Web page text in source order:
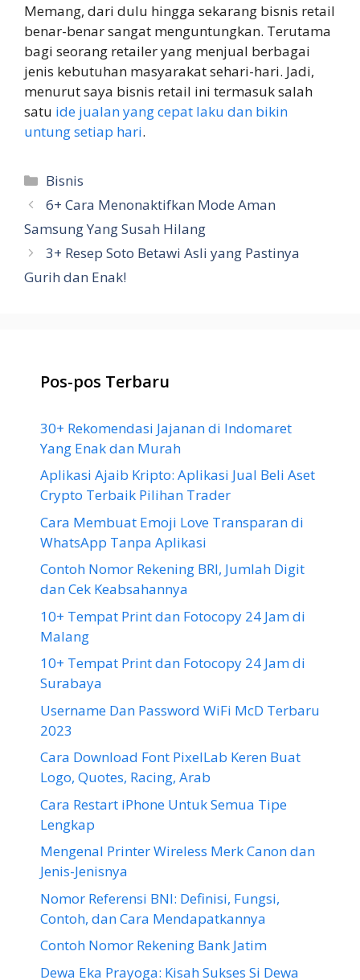
Memang, dari dulu hingga sekarang bisnis retail
benar-benar sangat menguntungkan. Terutama
bagi seorang retailer yang menjual berbagai
jenis kebutuhan masyarakat sehari-hari. Jadi,
menurut saya bisnis retail ini termasuk salah
satu ide jualan yang cepat laku dan bikin
untung setiap hari.
Kategori
Bisnis
6+ Cara Menonaktifkan Mode Aman
Samsung Yang Susah Hilang
3+ Resep Soto Betawi Asli yang Pastinya
Gurih dan Enak!
Pos-pos Terbaru
30+ Rekomendasi Jajanan di Indomaret
Yang Enak dan Murah
Aplikasi Ajaib Kripto: Aplikasi Jual Beli Aset
Crypto Terbaik Pilihan Trader
Cara Membuat Emoji Love Transparan di
WhatsApp Tanpa Aplikasi
Contoh Nomor Rekening BRI, Jumlah Digit
dan Cek Keabsahannya
10+ Tempat Print dan Fotocopy 24 Jam di
Malang
10+ Tempat Print dan Fotocopy 24 Jam di
Surabaya
Username Dan Password WiFi McD Terbaru
2023
Cara Download Font PixelLab Keren Buat
Logo, Quotes, Racing, Arab
Cara Restart iPhone Untuk Semua Tipe
Lengkap
Mengenal Printer Wireless Merk Canon dan
Jenis-Jenisnya
Nomor Referensi BNI: Definisi, Fungsi,
Contoh, dan Cara Mendapatkannya
Contoh Nomor Rekening Bank Jatim
Dewa Eka Prayoga: Kisah Sukses Si Dewa